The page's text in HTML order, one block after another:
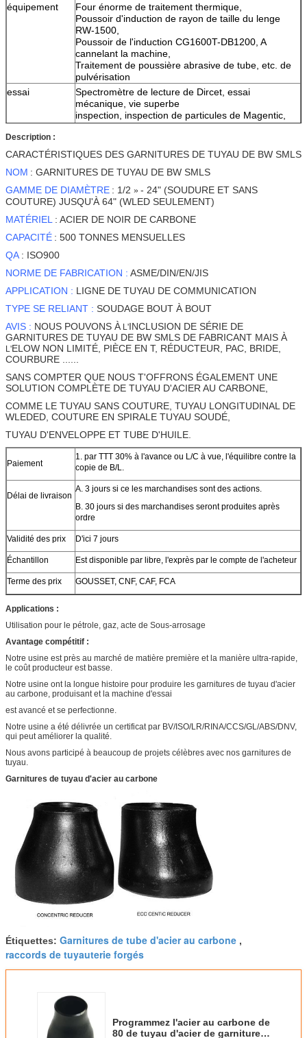
équipement
Four énorme de traitement thermique,
Poussoir d'induction de rayon de taille du lenge
RW-1500,
Poussoir de l'induction CG1600T-DB1200, A
cannelant la machine,
Traitement de poussière abrasive de tube, etc. de
pulvérisation
essai
Spectromètre de lecture de Dircet, essai
mécanique, vie superbe
inspection, inspection de particules de Magentic,
etc.
Description :
CARACTÉRISTIQUES DES GARNITURES DE TUYAU DE BW SMLS
NOM : GARNITURES DE TUYAU DE BW SMLS
GAMME DE DIAMÈTRE : 1/2 » - 24" (SOUDURE ET SANS
COUTURE) JUSQU'À 64" (WLED SEULEMENT)
MATÉRIEL : ACIER DE NOIR DE CARBONE
CAPACITÉ : 500 TONNES MENSUELLES
QA : ISO900
NORME DE FABRICATION : ASME/DIN/EN/JIS
APPLICATION : LIGNE DE TUYAU DE COMMUNICATION
TYPE SE RELIANT : SOUDAGE BOUT À BOUT
AVIS : NOUS POUVONS ÀL'INCLUSION DE SÉRIE DE
GARNITURES DE TUYAU DE BW SMLS DE FABRICANT MAIS À
L'ELOW NON LIMITÉ, PIÈCE EN T, RÉDUCTEUR, PAC, BRIDE,
COURBURE ......
SANS COMPTER QUE NOUS T'OFFRONS ÉGALEMENT UNE
SOLUTION COMPLÈTE DE TUYAU D'ACIER AU CARBONE,
COMME LE TUYAU SANS COUTURE, TUYAU LONGITUDINAL DE
WLEDED, COUTURE EN SPIRALE TUYAU SOUDÉ,
TUYAU D'ENVELOPPE ET TUBE D'HUILE.
Paiement
1. par TTT 30% à l'avance ou L/C à vue, l'équilibre contre la
copie de B/L.
Délai de livraison
A. 3 jours si ce les marchandises sont des actions.
B. 30 jours si des marchandises seront produites après
ordre
Validité des prix D'ici 7 jours
Échantillon Est disponible par libre, l'exprès par le compte de l'acheteur
Terme des prix GOUSSET, CNF, CAF, FCA
Applications :
Utilisation pour le pétrole, gaz, acte de Sous-arrosage
Avantage compétitif :
Notre usine est près au marché de matière première et la manière ultra-rapide,
le coût producteur est basse.
Notre usine ont la longue histoire pour produire les garnitures de tuyau d'acier
au carbone, produisant et la machine d'essai
est avancé et se perfectionne.
Notre usine a été délivrée un certificat par BV/ISO/LR/RINA/CCS/GL/ABS/DNV,
qui peut améliorer la qualité.
Nous avons participé à beaucoup de projets célèbres avec nos garnitures de
tuyau.
Garnitures de tuyau d'acier au carbone
Étiquettes: Garnitures de tube d'acier au carbone ,
raccords de tuyauterie forgés
Programmez l'acier au carbone de
80 de tuyau d'acier de garnitures